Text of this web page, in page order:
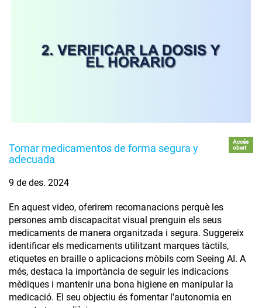
Tomar medicamentos de forma segura y
adecuada
Accés
obert
9 de des. 2024
En aquest video, oferirem recomanacions perquè les
persones amb discapacitat visual prenguin els seus
medicaments de manera organitzada i segura. Suggereix
identificar els medicaments utilitzant marques tàctils,
etiquetes en braille o aplicacions mòbils com Seeing AI. A
més, destaca la importància de seguir les indicacions
mèdiques i mantenir una bona higiene en manipular la
medicació. El seu objectiu és fomentar l'autonomia en